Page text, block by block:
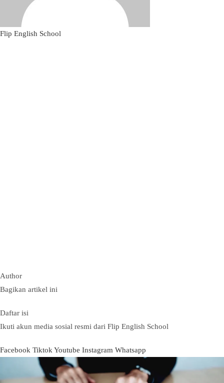
Flip English School
Author
Bagikan artikel ini
Daftar isi
Ikuti akun media sosial resmi dari Flip English School
Facebook Tiktok Youtube Instagram Whatsapp